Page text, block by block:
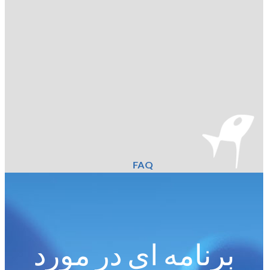
FAQ
برنامه ای در مورد